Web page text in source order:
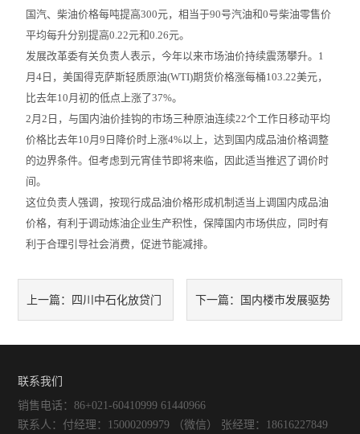
高低温循环一体机
不锈钢高压反应釜
电热套
循环水真空泵
旋片式真空泵/油泵
水热合成反应釜/消解罐
国汽、柴油价格每吨提高300元，相当于90号汽油和0号柴油零售价
平均每升分别提高0.22元和0.26元。
发展改革委有关负责人表示，今年以来市场油价持续震荡攀升。1
月4日，美国得克萨斯轻质原油(WTI)期货价格涨每桶103.22美元，
比去年10月初的低点上涨了37%。
2月2日，与国内油价挂钩的市场三种原油连续22个工作日移动平均
价格比去年10月9日降价时上涨4%以上，达到国内成品油价格调整
的边界条件。但考虑到元宵佳节即将来临，因此适当推迟了调价时
间。
这位负责人强调，按现行成品油价格形成机制适当上调国内成品油
价格，有利于调动炼油企业生产积性，保障国内市场供应，同时有
利于合理引导社会消费，促进节能减排。
上一篇： 四川中石化放贷门 下一篇： 国内楼市发展驱势
联系我们
销售电话：86+021-60410999 61440966
联系人：付经理：15000209979 （微信） 张经理：18616227849